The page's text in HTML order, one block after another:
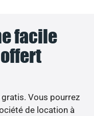
facile
Vous pourrez
de location à